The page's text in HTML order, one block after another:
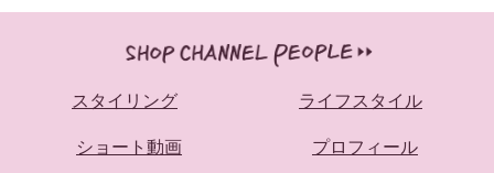
スタイリング ライフスタイル
ショート動画 プロフィール